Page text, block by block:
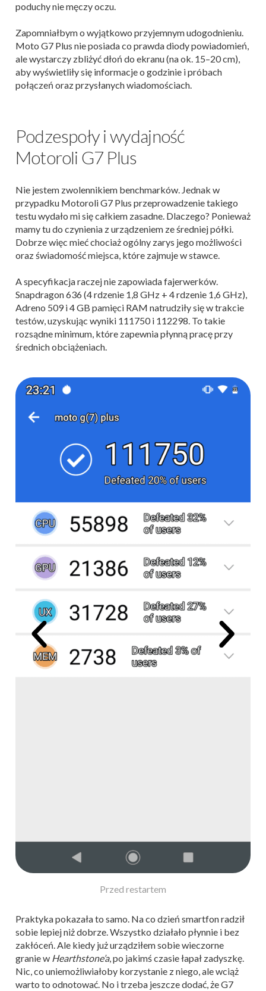
poduchy nie męczy oczu.
Zapomniałbym o wyjątkowo przyjemnym udogodnieniu.
Moto G7 Plus nie posiada co prawda diody powiadomień,
ale wystarczy zbliżyć dłoń do ekranu (na ok. 15–20 cm),
aby wyświetliły się informacje o godzinie i próbach
połączeń oraz przysłanych wiadomościach.
Podzespoły i wydajność
Motoroli G7 Plus
Nie jestem zwolennikiem benchmarków. Jednak w
przypadku Motoroli G7 Plus przeprowadzenie takiego
testu wydało mi się całkiem zasadne. Dlaczego? Ponieważ
mamy tu do czynienia z urządzeniem ze średniej półki.
Dobrze więc mieć chociaż ogólny zarys jego możliwości
oraz świadomość miejsca, które zajmuje w stawce.
A specyfikacja raczej nie zapowiada fajerwerków.
Snapdragon 636 (4 rdzenie 1,8 GHz + 4 rdzenie 1,6 GHz),
Adreno 509 i 4 GB pamięci RAM natrudziły się w trakcie
testów, uzyskując wyniki 111750 i 112298. To takie
rozsądne minimum, które zapewnia płynną pracę przy
średnich obciążeniach.
Po restarcie
Praktyka pokazała to samo. Na co dzień smartfon radził
sobie lepiej niż dobrze. Wszystko działało płynnie i bez
zakłóceń. Ale kiedy już urządziłem sobie wieczorne
granie w Hearthstone’a, po jakimś czasie łapał zadyszkę.
Nic, co uniemożliwiałoby korzystanie z niego, ale wciąż
warto to odnotować. No i trzeba jeszcze dodać, że G7